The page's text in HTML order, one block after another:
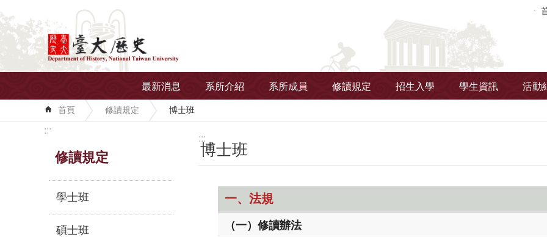
跳到主要內容區塊
最新消息 系所介紹 系所成員 修讀規定 招生入學 學生資訊 活動
首頁 修讀規定 博士班
:::
修讀規定
學士班
碩士班
:::
博士班
一、法規
（一）修讀辦法